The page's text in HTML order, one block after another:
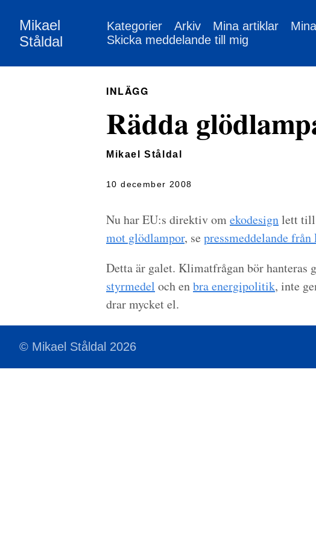
Mikael
Ståldal
Kategorier Arkiv Mina artiklar
Skicka meddelande till mig
INLÄGG
Rädda
Mikael Ståldal
10 december 2008
Nu har EU:s direktiv omekodesignlett till
mot glödlampor, se pressmeddelande
Detta är galet. Klimatfrågan bör hanteras
styrmedel och enbra energipolitik, inte
drar mycket el.
© Mikael Ståldal 2026